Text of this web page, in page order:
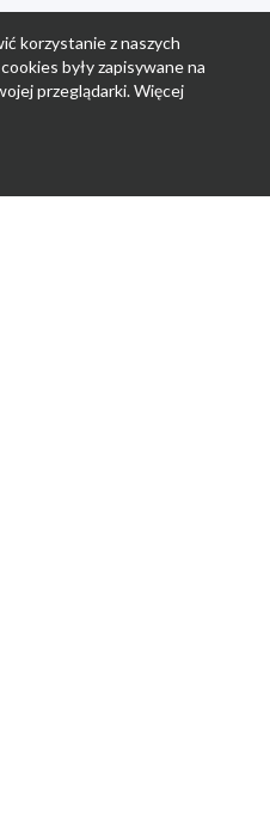
korzystanie z naszych
były zapisywane na
przeglądarki. Więcej